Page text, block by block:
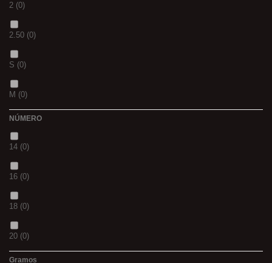
(0)
(0)
BLACK & RED
PANTHER
36(0)
P(0)
14(0)
42(0)
23(0)
2 (0)
2.50 (0)
S (0)
M (0)
20MM
3 M (0)
(0)
(0)
NÚMERO
14 (0)
16 (0)
18 (0)
20 (0)
Gramos